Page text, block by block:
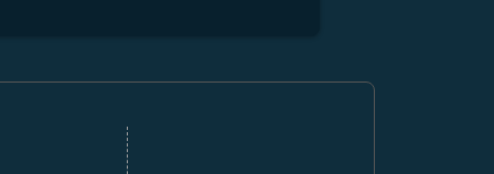
查找票價
disclaimer. 查找票價
offers-disclaimer. 查找票價
view-offers-disclaimer. 查找票價
cmp-view-offers-disclaimer. 查找票價
cmp-view-offers-disclaimer. 查找票價
cmp-view-offers-disclaimer. 查找票價
KMJ–ANC: cmp-view-offers-disclaimer. 查找票價
KMJ–ANC: cmp-view-offers-disclaimer. 查找票價
KMJ–ANC: cmp-view-offers-disclaimer. 查找票價